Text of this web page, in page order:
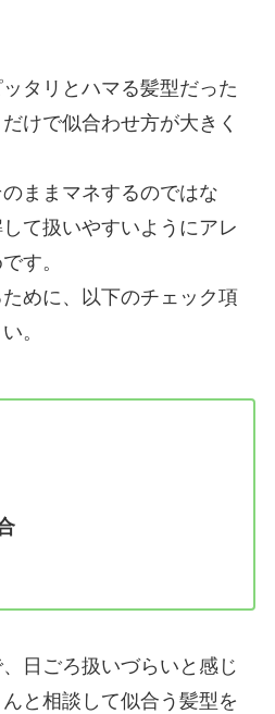
タリとハマる髪型だった
けで似合わせ方が大きく
ままマネするのではな
て扱いやすいようにアレ
す。
めに、以下のチェック項
。
日ごろ扱いづらいと感じ
と相談して似合う髪型を